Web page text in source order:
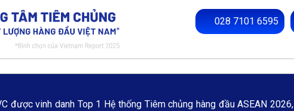
028 7101 6595
được vinh danh Top 1 Hệ thống Tiêm chủng hàng đầu ASEAN